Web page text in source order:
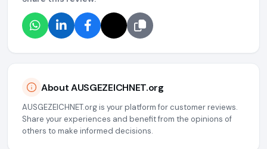
About AUSGEZEICHNET.org
AUSGEZEICHNET.org is your platform for customer reviews.
Share your experiences and benefit from the opinions of
others to make informed decisions.